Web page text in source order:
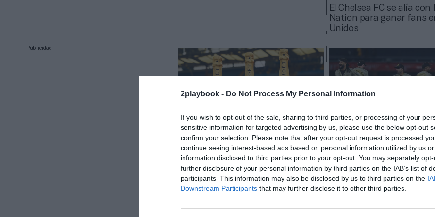
2playbook - Do Not Process My Personal Information
If you wish to opt-out of the sale, sharing to third parties, or processing of your
sensitive information for targeted advertising by us, please use the below opt-out
confirm your selection. Please note that after your opt-out request is processed
continue seeing interest-based ads based on personal information utilized by us
information disclosed to third parties prior to your opt-out. You may separately
further disclosure of your personal information by third parties on the IAB’s list of
participants. This information may also be disclosed by us to third parties on the
Downstream Participants that may further disclose it to other third parties.
El Chelsea FC se alía con
Nation para ganar fans
Unidos
Publicidad
Pablo Nieves
El Chelsea FC ficha a Moët &
Chandon y Dom Pérignon como
patrocinador
2Playbook
Un accionista del
ultima la compra de los
Padres de la MLB por
millones